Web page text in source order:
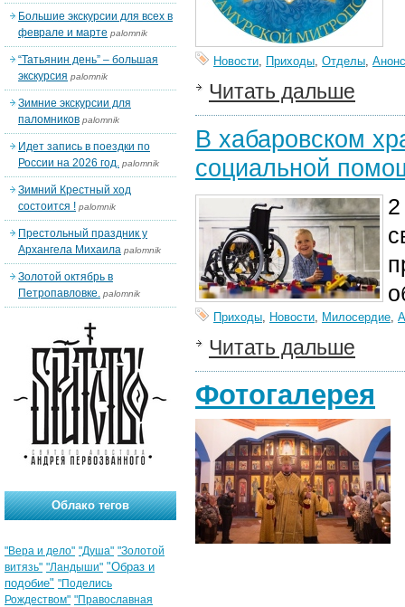
Новости, Приходы, Отделы,
Читать дальше
В хабаровском
социальной
Приходы, Новости, Милосердие,
Читать дальше
Фотогалерея
Большие экскурсии для всех в
феврале и марте palomnik
“Татьянин день” – большая
экскурсия palomnik
Зимние экскурсии для
паломников palomnik
Идет запись в поездки по
России на 2026 год. palomnik
Зимний Крестный ход
состоится ! palomnik
Престольный праздник у
Архангела Михаила palomnik
Золотой октябрь в
Петропавловке. palomnik
Облако тегов
"Вера и дело" "Душа" "Золотой
витязь" "Ландыши" "Образ и
подобие" "Поделись
Рождеством" "Православная